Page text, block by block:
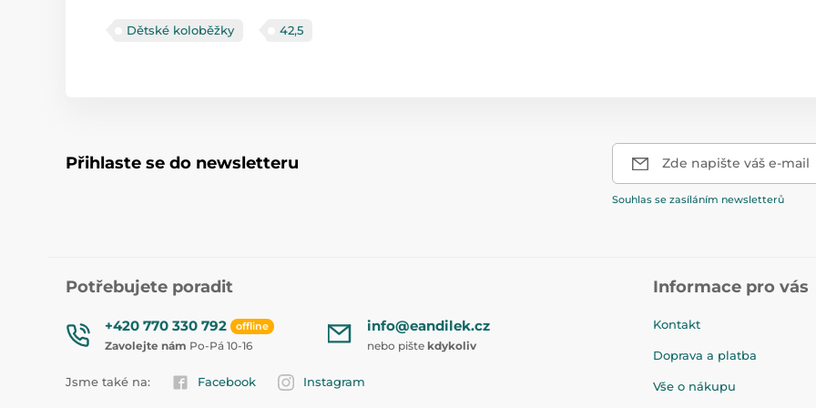
Dětské koloběžky 42,5
Přihlaste se do newsletteru Zde napište váš e-mail
Souhlas se zasíláním newsletterů
Potřebujete poradit
+420 770 330 792 offline
Zavolejte nám Po-Pá 10-16
info@eandilek.cz
nebo pište kdykoliv
Jsme také na: Facebook Instagram
Informace pro vás
Kontakt
Doprava a platba
Vše o nákupu